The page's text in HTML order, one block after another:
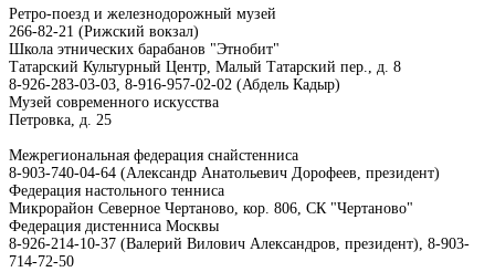
Ретро-поезд и железнодорожный музей
266-82-21 (Рижский вокзал)
Школа этнических барабанов "Этнобит"
Татарский Культурный Центр, Малый Татарский пер., д. 8
8-926-283-03-03, 8-916-957-02-02 (Абдель Кадыр)
Музей современного искусства
Петровка, д. 25
Межрегиональная федерация снайстенниса
8-903-740-04-64 (Александр Анатольевич Дорофеев, президент)
Федерация настольного тенниса
Микрорайон Северное Чертаново, кор. 806, СК "Чертаново"
Федерация дистенниса Москвы
8-926-214-10-37 (Валерий Вилович Александров, президент), 8-903-
714-72-50